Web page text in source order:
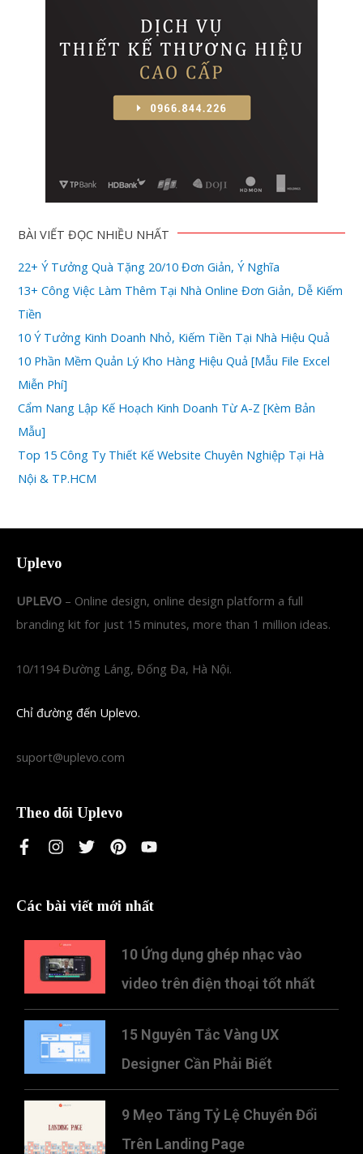
BÀI VIẾT ĐỌC NHIỀU NHẤT
22+ Ý Tưởng Quà Tặng 20/10 Đơn Giản, Ý Nghĩa
13+ Công Việc Làm Thêm Tại Nhà Online Đơn Giản, Dễ Kiếm
Tiền
10 Ý Tưởng Kinh Doanh Nhỏ, Kiếm Tiền Tại Nhà Hiệu Quả
10 Phần Mềm Quản Lý Kho Hàng Hiệu Quả [Mẫu File Excel
Miễn Phí]
Cẩm Nang Lập Kế Hoạch Kinh Doanh Từ A-Z [Kèm Bản
Mẫu]
Top 15 Công Ty Thiết Kế Website Chuyên Nghiệp Tại Hà
Nội & TP.HCM
Uplevo
UPLEVO – Online design, online design platform a full
branding kit for just 15 minutes, more than 1 million ideas.
10/1194 Đường Láng, Đống Đa, Hà Nội.
Chỉ đường đến Uplevo.
suport@uplevo.com
Theo dõi Uplevo
Các bài viết mới nhất
10 Ứng dụng ghép nhạc vào
video trên điện thoại tốt nhất
15 Nguyên Tắc Vàng UX
Designer Cần Phải Biết
9 Mẹo Tăng Tỷ Lệ Chuyển Đổi
Trên Landing Page